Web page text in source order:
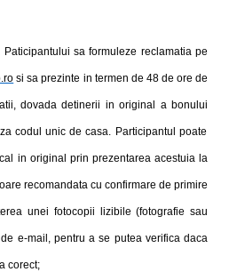
sa formuleze reclamatia pe
si sa prezinte in termen de 48 de ore de
dovada detinerii in original abonului
codul unic de casa. Participantul poate
in original prin prezentarea acestuia la
recomandata cu confirmare de primire
unei fotocopii lizibile (fotografie sau
e-mail, pentru a se putea verifica daca
corect;